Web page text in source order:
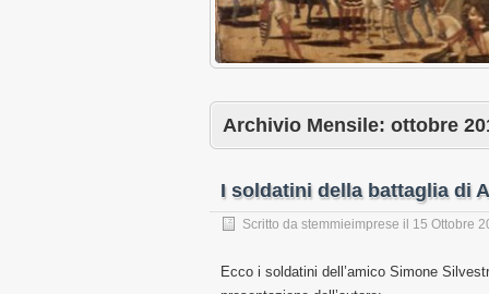
Archivio Mensile: ottobre
I soldatini della battaglia di
Scritto da stemmieimprese il 15 Ottobre
Ecco i soldatini dell’amico Simone